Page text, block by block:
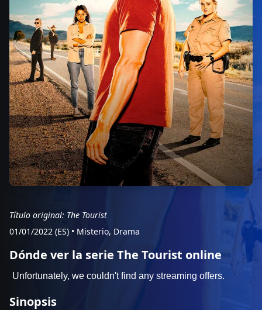
Título original: The Tourist
01/01/2022 (ES) • Misterio, Drama
Dónde ver la serie The Tourist online
Sinopsis